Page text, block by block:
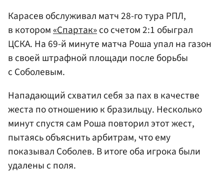
Карасев обслуживал матч 28-го тура РПЛ,
в котором«Спартак»со счетом 2:1 обыграл
ЦСКА. На 69-й минуте матча Роша упал на газон
в своей штрафной площади после борьбы
с Соболевым.
Нападающий схватил себя за пах в качестве
жеста по отношению к бразильцу. Несколько
минут спустя сам Роша повторил этот жест,
пытаясь объяснить арбитрам, что ему
показывал Соболев. В итоге оба игрока были
удалены с поля.